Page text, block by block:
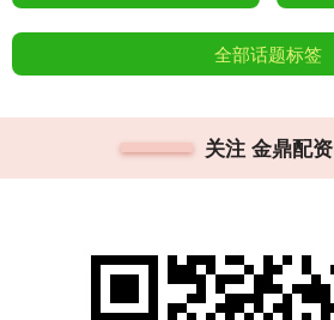
全部话题标签
关注 金鼎配资